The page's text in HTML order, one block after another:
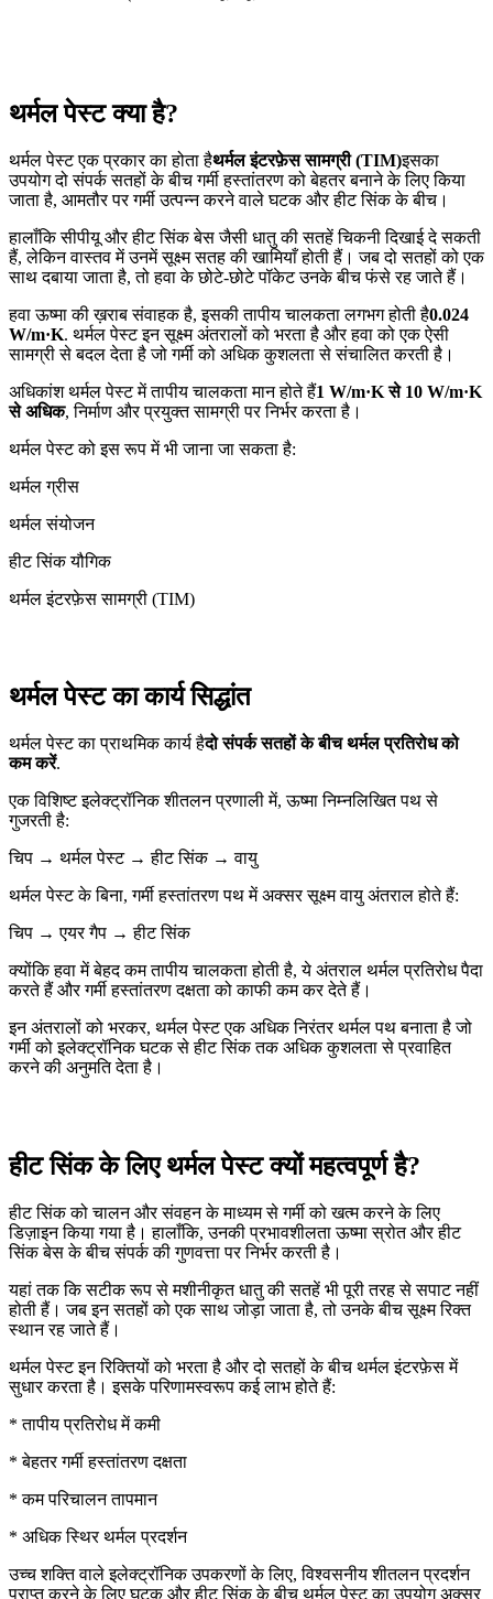
थर्मल पेस्ट क्या है?
थर्मल पेस्ट एक प्रकार का होता हैथर्मल इंटरफ़ेस सामग्री (TIM)इसका
उपयोग दो संपर्क सतहों के बीच गर्मी हस्तांतरण को बेहतर बनाने के लिए किया
जाता है, आमतौर पर गर्मी उत्पन्न करने वाले घटक और हीट सिंक के बीच।
हालाँकि सीपीयू और हीट सिंक बेस जैसी धातु की सतहें चिकनी दिखाई दे सकती
हैं, लेकिन वास्तव में उनमें सूक्ष्म सतह की खामियाँ होती हैं। जब दो सतहों को एक
साथ दबाया जाता है, तो हवा के छोटे-छोटे पॉकेट उनके बीच फंसे रह जाते हैं।
हवा ऊष्मा की ख़राब संवाहक है, इसकी तापीय चालकता लगभग होती है0.024
W/m·K. थर्मल पेस्ट इन सूक्ष्म अंतरालों को भरता है और हवा को एक ऐसी
सामग्री से बदल देता है जो गर्मी को अधिक कुशलता से संचालित करती है।
अधिकांश थर्मल पेस्ट में तापीय चालकता मान होते हैं1 W/m·K से 10 W/m·K
से अधिक, निर्माण और प्रयुक्त सामग्री पर निर्भर करता है।
थर्मल पेस्ट को इस रूप में भी जाना जा सकता है:
थर्मल ग्रीस
थर्मल संयोजन
हीट सिंक यौगिक
थर्मल इंटरफ़ेस सामग्री (TIM)
थर्मल पेस्ट का कार्य सिद्धांत
थर्मल पेस्ट का प्राथमिक कार्य हैदो संपर्क सतहों के बीच थर्मल प्रतिरोध को
कम करें.
एक विशिष्ट इलेक्ट्रॉनिक शीतलन प्रणाली में, ऊष्मा निम्नलिखित पथ से
गुजरती है:
चिप → थर्मल पेस्ट → हीट सिंक → वायु
थर्मल पेस्ट के बिना, गर्मी हस्तांतरण पथ में अक्सर सूक्ष्म वायु अंतराल होते हैं:
चिप → एयर गैप → हीट सिंक
क्योंकि हवा में बेहद कम तापीय चालकता होती है, ये अंतराल थर्मल प्रतिरोध पैदा
करते हैं और गर्मी हस्तांतरण दक्षता को काफी कम कर देते हैं।
इन अंतरालों को भरकर, थर्मल पेस्ट एक अधिक निरंतर थर्मल पथ बनाता है जो
गर्मी को इलेक्ट्रॉनिक घटक से हीट सिंक तक अधिक कुशलता से प्रवाहित
करने की अनुमति देता है।
हीट सिंक के लिए थर्मल पेस्ट क्यों महत्वपूर्ण है?
हीट सिंक को चालन और संवहन के माध्यम से गर्मी को खत्म करने के लिए
डिज़ाइन किया गया है। हालाँकि, उनकी प्रभावशीलता ऊष्मा स्रोत और हीट
सिंक बेस के बीच संपर्क की गुणवत्ता पर निर्भर करती है।
यहां तक ​​कि सटीक रूप से मशीनीकृत धातु की सतहें भी पूरी तरह से सपाट नहीं
होती हैं। जब इन सतहों को एक साथ जोड़ा जाता है, तो उनके बीच सूक्ष्म रिक्त
स्थान रह जाते हैं।
थर्मल पेस्ट इन रिक्तियों को भरता है और दो सतहों के बीच थर्मल इंटरफ़ेस में
सुधार करता है। इसके परिणामस्वरूप कई लाभ होते हैं:
* तापीय प्रतिरोध में कमी
* बेहतर गर्मी हस्तांतरण दक्षता
* कम परिचालन तापमान
* अधिक स्थिर थर्मल प्रदर्शन
उच्च शक्ति वाले इलेक्ट्रॉनिक उपकरणों के लिए, विश्वसनीय शीतलन प्रदर्शन
प्राप्त करने के लिए घटक और हीट सिंक के बीच थर्मल पेस्ट का उपयोग अक्सर